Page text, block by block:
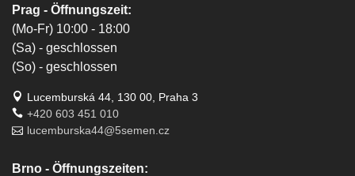
Prag - Öffnungszeit:
(Mo-Fr) 10:00 - 18:00
(Sa) - geschlossen
(So) - geschlossen
Lucemburská 44, 130 00, Praha 3
+420 603 451 010
lucemburska44@5semen.cz
Brno - Öffnungszeiten: